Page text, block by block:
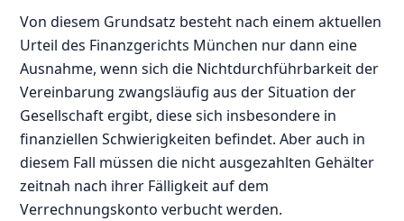
Von diesem Grundsatz besteht nach einem aktuellen
Urteil des Finanzgerichts München nur dann eine
Ausnahme, wenn sich die Nichtdurchführbarkeit der
Vereinbarung zwangsläufig aus der Situation der
Gesellschaft ergibt, diese sich insbesondere in
finanziellen Schwierigkeiten befindet. Aber auch in
diesem Fall müssen die nicht ausgezahlten Gehälter
zeitnah nach ihrer Fälligkeit auf dem
Verrechnungskonto verbucht werden.